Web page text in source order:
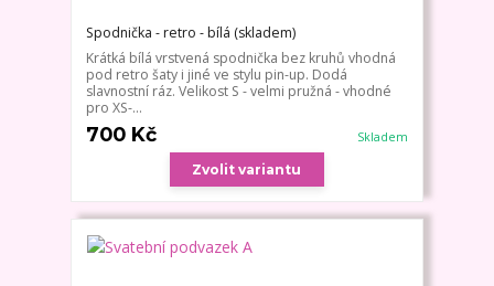
Spodnička - retro - bílá (skladem)
Krátká bílá vrstvená spodnička bez kruhů vhodná
pod retro šaty i jiné ve stylu pin-up. Dodá
slavnostní ráz. Velikost S - velmi pružná - vhodné
pro XS-...
700 Kč Skladem
Zvolit variantu